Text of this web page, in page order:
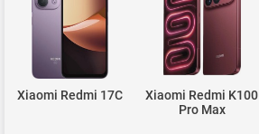
Xiaomi Redmi 17C
Xiaomi Redmi K100
Pro Max